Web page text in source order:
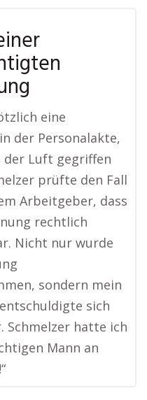
eine
der Personalakte,
der Luft gegriffen
prüfte den Fall
Arbeitgeber, dass
rechtlich
Nicht nur wurde
sondern mein
sich
Schmelzer hatte ich
Mann an